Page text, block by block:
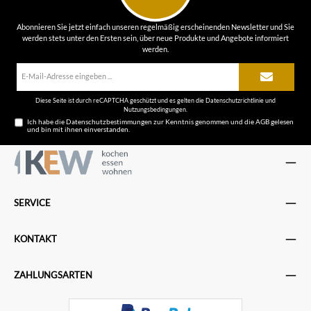
Abonnieren Sie jetzt einfach unseren regelmäßig erscheinenden Newsletter und Sie
werden stets unter den Ersten sein, über neue Produkte und Angebote informiert
werden.
Diese Seite ist durch reCAPTCHA geschützt und es gelten dieDatenschutzrichtlinieund
Nutzungsbedingungen
Ich habe dieDatenschutzbestimmungen zur Kenntnis genommen und dieAGBgelesen
und bin mit ihnen einverstanden.
SERVICE
KONTAKT
ZAHLUNGSARTEN